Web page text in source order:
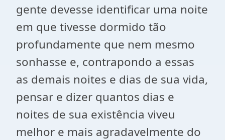
gente devesse identificar uma noite
em que tivesse dormido tão
profundamente que nem mesmo
sonhasse e, contrapondo a essas
as demais noites e dias de sua vida,
pensar e dizer quantos dias e
noites de sua existência viveu
melhor e mais agradavelmente do